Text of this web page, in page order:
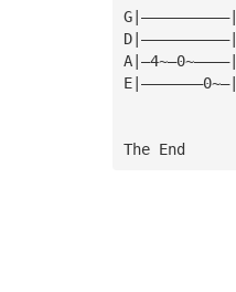
G|——————————|
D|——————————|
A|—4~—0~————|
E|———————0~—|
The End